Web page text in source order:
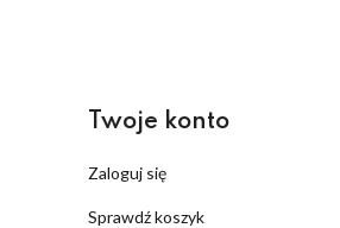
Twoje konto
Zaloguj się
Sprawdź koszyk